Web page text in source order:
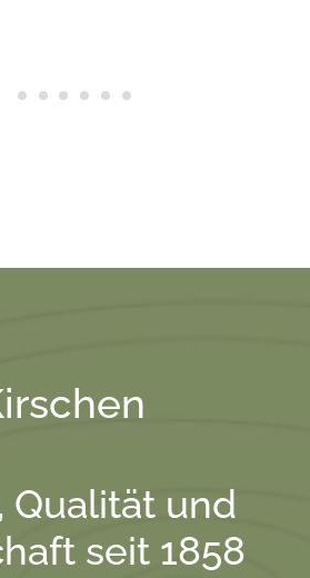
Qualität und
seit 1858